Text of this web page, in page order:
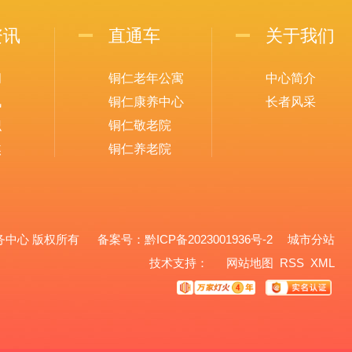
直通车
铜仁老年公寓
铜仁康养中心
铜仁敬老院
铜仁养老院
关于我们
中心简介
长者风采
中心 版权所有 备案号： 黔ICP备2023001936号-2 城市分站
城市分站
技术支持： 网站地图 RSS XML